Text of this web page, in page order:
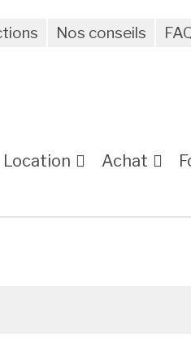
Nos conseils
Location Achat